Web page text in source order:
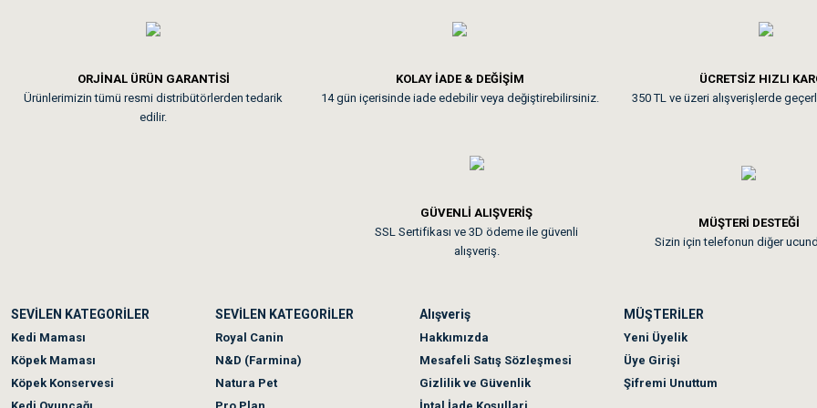
Kedilerim beğeniyorlar. Memnunuz. Uygun fiyatta olması iyi.
Akşam verdiğim sipariş bir sonraki gün elime ulaştı. Jack russell köpeğim severek yedi. Tüy
ORJİNAL ÜRÜN GARANTİSİ
Ürünlerimizin tümü resmi distribütörlerden tedarik
edilir.
KOLAY İADE & DEĞİŞİM
14 gün içerisinde iade edebilir veya değiştirebilirsiniz.
ÜCRETSİZ HIZLI
350 TL ve üzeri alışverişlerde
GÜVENLİ ALIŞVERİŞ
SSL Sertifikası ve 3D ödeme ile güvenli
alışveriş.
MÜŞTERİ DESTEĞİ
Sizin için telefonun diğer
SEVİLEN KATEGORİLER
Kedi Maması
Köpek Maması
Köpek Konservesi
SEVİLEN KATEGORİLER
Royal Canin
N&D (Farmina)
Natura Pet
Alışveriş
Hakkımızda
Mesafeli Satış Sözleşmesi
Gizlilik ve Güvenlik
MÜŞTERİLER
Yeni Üyelik
Üye Girişi
Şifremi Unuttum